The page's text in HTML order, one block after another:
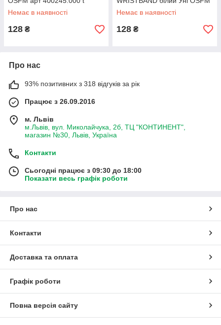
Немає в наявності
128 ₴
Немає в наявності
128 ₴
Про нас
93% позитивних з 318 відгуків за рік
Працює з 26.09.2016
м. Львів
м.Львів, вул. Миколайчука, 2б, ТЦ "КОНТИНЕНТ",
магазин №30, Львів, Україна
Контакти
Сьогодні працює з 09:30 до 18:00
Показати весь графік роботи
Про нас
Контакти
Доставка та оплата
Графік роботи
Повна версія сайту